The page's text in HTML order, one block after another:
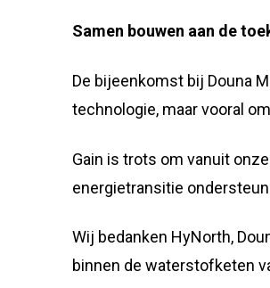
Samen bouwen aan de
De bijeenkomst bij Douna
technologie, maar vooral
Gain is trots om vanuit
energietransitie
Wij bedanken HyNorth,
binnen de waterstofketen